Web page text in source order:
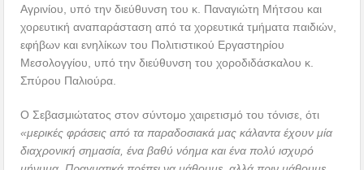
Αγρινίου, υπό την διεύθυνση του κ. Παναγιώτη Μήτσου και
χορευτική αναπαράσταση από τα χορευτικά τμήματα παιδιών,
εφήβων και ενηλίκων του Πολιτιστικού Εργαστηρίου
Μεσολογγίου, υπό την διεύθυνση του χοροδιδάσκαλου κ.
Σπύρου Παλιούρα.
Ο Σεβασμιώτατος στον σύντομο χαιρετισμό του τόνισε, ότι
«μερικές φράσεις από τα παραδοσιακά μας κάλαντα έχουν μία
διαχρονική σημασία, ένα βαθύ νόημα και ένα πολύ ισχυρό